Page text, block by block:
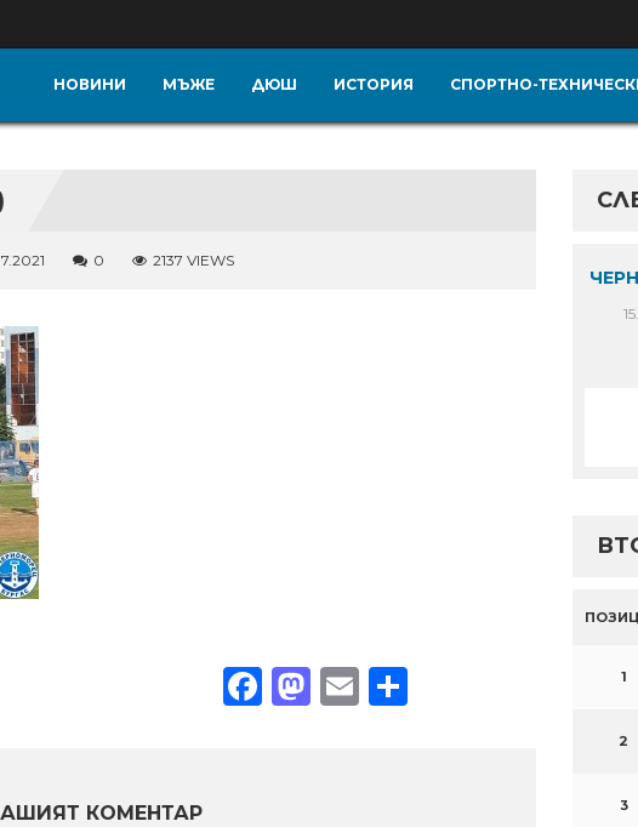
НОВИНИ МЪЖЕ ДЮШ ИСТОРИЯ СПОРТНО-
0 2137 VIEWS
Facebook
Mastodon
EmailShare
КОМЕНТАР
1
2
3